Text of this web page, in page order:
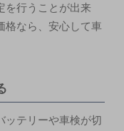
を行うことが出来
格なら、安心して車
ッテリーや車検が切